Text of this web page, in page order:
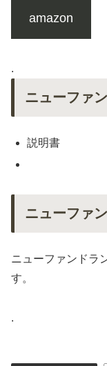
amazon
.
ニューファ
説明書
ニューファ
ニューファンドラ
す。
.